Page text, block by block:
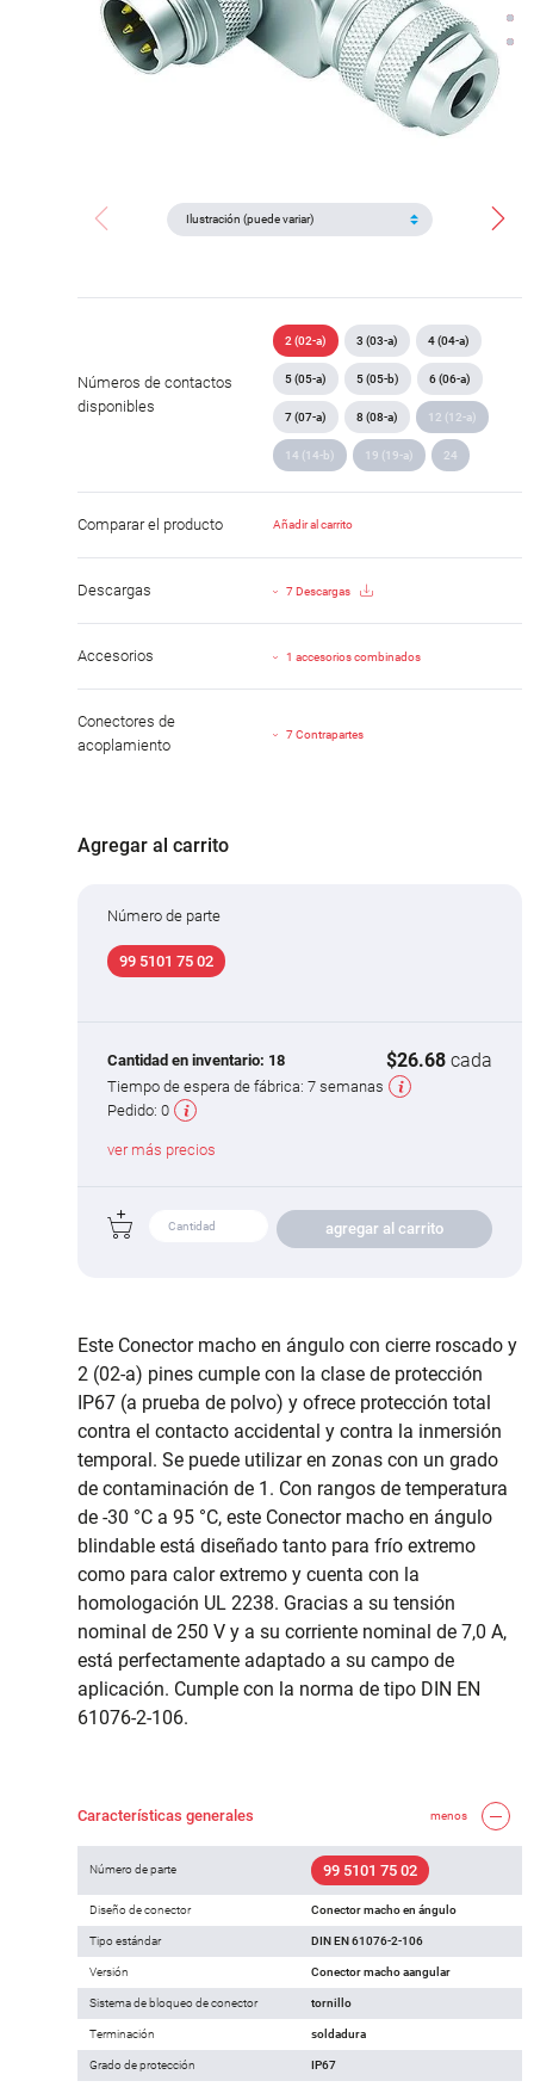
Números de contactos
disponibles
2 (02-a) 3 (03-a) 4 (04-a)
5 (05-a) 5 (05-b) 6 (06-a)
7 (07-a) 8 (08-a) 12 (12-a)
14 (14-b) 19 (19-a) 24
Comparar el producto Añadir al carrito
Descargas 7 Descargas
Accesorios 1 accesorios combinados
Conectores de
acoplamiento
7 Contrapartes
Agregar al carrito
Número de parte
99 5101 75 02
Cantidad en inventario: 18 $26.68 cada
Tiempo de espera de fábrica: 7 semanas
Pedido: 0
ver más precios
agregar al carrito
Este Conector macho en ángulo con cierre roscado y
2 (02-a) pines cumple con la clase de protección
IP67 (a prueba de polvo) y ofrece protección total
contra el contacto accidental y contra la inmersión
temporal. Se puede utilizar en zonas con un grado
de contaminación de 1. Con rangos de temperatura
de -30 °C a 95 °C, este Conector macho en ángulo
blindable está diseñado tanto para frío extremo
como para calor extremo y cuenta con la
homologación UL 2238. Gracias a su tensión
nominal de 250 V y a su corriente nominal de 7,0 A,
está perfectamente adaptado a su campo de
aplicación. Cumple con la norma de tipo DIN EN
61076-2-106.
Características generales menos
Número de parte 99 5101 75 02
Diseño de conector Conector macho en ángulo
Tipo estándar DIN EN 61076-2-106
Versión Conector macho aangular
Sistema de bloqueo de conector tornillo
Terminación soldadura
Grado de protección IP67